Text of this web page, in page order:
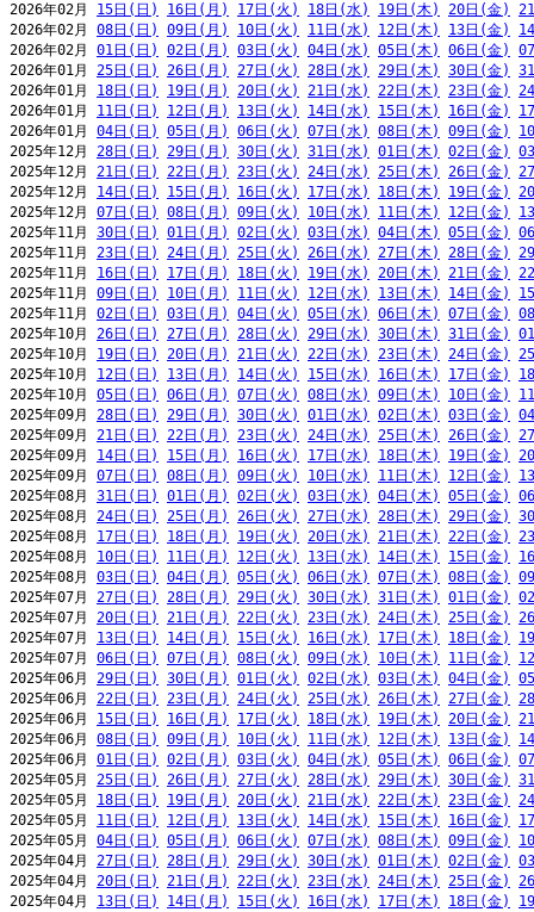
2026年02月 15日(日) 16日(月) 17日(火) 18日(水) 19日(木) 20日(金)
2026年02月 08日(日) 09日(月) 10日(火) 11日(水) 12日(木) 13日(金)
2026年02月 01日(日) 02日(月) 03日(火) 04日(水) 05日(木) 06日(金)
2026年01月 25日(日) 26日(月) 27日(火) 28日(水) 29日(木) 30日(金)
2026年01月 18日(日) 19日(月) 20日(火) 21日(水) 22日(木) 23日(金)
2026年01月 11日(日) 12日(月) 13日(火) 14日(水) 15日(木) 16日(金)
2026年01月 04日(日) 05日(月) 06日(火) 07日(水) 08日(木) 09日(金)
2025年12月 28日(日) 29日(月) 30日(火) 31日(水) 01日(木) 02日(金)
2025年12月 21日(日) 22日(月) 23日(火) 24日(水) 25日(木) 26日(金)
2025年12月 14日(日) 15日(月) 16日(火) 17日(水) 18日(木) 19日(金)
2025年12月 07日(日) 08日(月) 09日(火) 10日(水) 11日(木) 12日(金)
2025年11月 30日(日) 01日(月) 02日(火) 03日(水) 04日(木) 05日(金)
2025年11月 23日(日) 24日(月) 25日(火) 26日(水) 27日(木) 28日(金)
2025年11月 16日(日) 17日(月) 18日(火) 19日(水) 20日(木) 21日(金)
2025年11月 09日(日) 10日(月) 11日(火) 12日(水) 13日(木) 14日(金)
2025年11月 02日(日) 03日(月) 04日(火) 05日(水) 06日(木) 07日(金)
2025年10月 26日(日) 27日(月) 28日(火) 29日(水) 30日(木) 31日(金)
2025年10月 19日(日) 20日(月) 21日(火) 22日(水) 23日(木) 24日(金)
2025年10月 12日(日) 13日(月) 14日(火) 15日(水) 16日(木) 17日(金)
2025年10月 05日(日) 06日(月) 07日(火) 08日(水) 09日(木) 10日(金)
2025年09月 28日(日) 29日(月) 30日(火) 01日(水) 02日(木) 03日(金)
2025年09月 21日(日) 22日(月) 23日(火) 24日(水) 25日(木) 26日(金)
2025年09月 14日(日) 15日(月) 16日(火) 17日(水) 18日(木) 19日(金)
2025年09月 07日(日) 08日(月) 09日(火) 10日(水) 11日(木) 12日(金)
2025年08月 31日(日) 01日(月) 02日(火) 03日(水) 04日(木) 05日(金)
2025年08月 24日(日) 25日(月) 26日(火) 27日(水) 28日(木) 29日(金)
2025年08月 17日(日) 18日(月) 19日(火) 20日(水) 21日(木) 22日(金)
2025年08月 10日(日) 11日(月) 12日(火) 13日(水) 14日(木) 15日(金)
2025年08月 03日(日) 04日(月) 05日(火) 06日(水) 07日(木) 08日(金)
2025年07月 27日(日) 28日(月) 29日(火) 30日(水) 31日(木) 01日(金)
2025年07月 20日(日) 21日(月) 22日(火) 23日(水) 24日(木) 25日(金)
2025年07月 13日(日) 14日(月) 15日(火) 16日(水) 17日(木) 18日(金)
2025年07月 06日(日) 07日(月) 08日(火) 09日(水) 10日(木) 11日(金)
2025年06月 29日(日) 30日(月) 01日(火) 02日(水) 03日(木) 04日(金)
2025年06月 22日(日) 23日(月) 24日(火) 25日(水) 26日(木) 27日(金)
2025年06月 15日(日) 16日(月) 17日(火) 18日(水) 19日(木) 20日(金)
2025年06月 08日(日) 09日(月) 10日(火) 11日(水) 12日(木) 13日(金)
2025年06月 01日(日) 02日(月) 03日(火) 04日(水) 05日(木) 06日(金)
2025年05月 25日(日) 26日(月) 27日(火) 28日(水) 29日(木) 30日(金)
2025年05月 18日(日) 19日(月) 20日(火) 21日(水) 22日(木) 23日(金)
2025年05月 11日(日) 12日(月) 13日(火) 14日(水) 15日(木) 16日(金)
2025年05月 04日(日) 05日(月) 06日(火) 07日(水) 08日(木) 09日(金)
2025年04月 27日(日) 28日(月) 29日(火) 30日(水) 01日(木) 02日(金)
2025年04月 20日(日) 21日(月) 22日(火) 23日(水) 24日(木) 25日(金)
2025年04月 13日(日) 14日(月) 15日(火) 16日(水) 17日(木) 18日(金)